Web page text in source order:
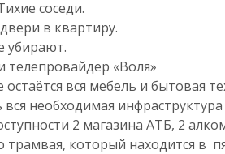
соседи.
в квартиру.
убирают.
телепровайдер «Воля»
остаётся вся мебель и бытовая
вся необходимая
2 магазина АТБ, 2
трамвая, который находится в